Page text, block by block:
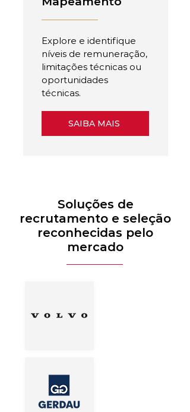
Explore e identifique
níveis de remuneração,
limitações técnicas ou
oportunidades
técnicas.
SAIBA MAIS
Soluções de
recrutamento e seleção
reconhecidas pelo
mercado